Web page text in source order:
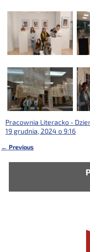
Pracownia Literacko -
19 grudnia, 2024 o 9:16
← Previous